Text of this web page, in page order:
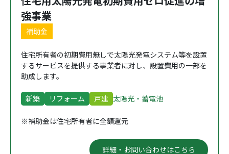
強事業
補助金
住宅所有者の初期費用無しで太陽光発電システム等を設置
するサービスを提供する事業者に対し、設置費用の一部を
助成します。
新築 リフォーム 戸建 太陽光・蓄電池
※補助金は住宅所有者に全額還元
詳細・お問い合わせはこちら